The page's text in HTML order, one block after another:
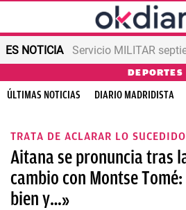
ES NOTICIA Servicio MILITAR
DEPORTES
ÚLTIMAS NOTICIAS DIARIO MADRIDISTA
TRATA DE ACLARAR LO SUCEDIDO
Aitana se pronuncia tras
cambio con Montse
bien y…»